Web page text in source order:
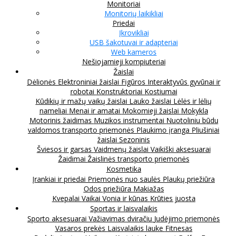
Monitoriai
Monitorių laikikliai
Priedai
Įkrovikliai
USB šakotuvai ir adapteriai
Web kameros
Nešiojamieji kompiuteriai
Žaislai
Dėlionės Elektroniniai žaislai Figūros Interaktyvūs gyvūnai ir
robotai Konstruktoriai Kostiumai
Kūdikių ir mažų vaikų žaislai Lauko žaislai Lėlės ir lėlių
nameliai Menai ir amatai Mokomieji žaislai Mokykla
Motorinis žaidimas Muzikos instrumentai Nuotoliniu būdu
valdomos transporto priemonės Plaukimo įranga Pliušiniai
žaislai Sezoninis
Šviesos ir garsas Vaidmenų žaislai Vaikiški aksesuarai
Žaidimai Žaislinės transporto priemonės
Kosmetika
Įrankiai ir priedai Priemonės nuo saulės Plaukų priežiūra
Odos priežiūra Makiažas
Kvepalai Vaikai Vonia ir kūnas Krūties juosta
Sportas ir laisvalaikis
Sporto aksesuarai Važiavimas dviračiu Judėjimo priemonės
Vasaros prekės Laisvalaikis lauke Fitnesas